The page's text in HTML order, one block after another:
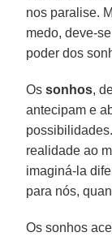
nos paralise.
medo, deve-
poder dos
Ossonhos,
antecipam e
realidade ao
imaginá-la
para nós,
Os sonhos